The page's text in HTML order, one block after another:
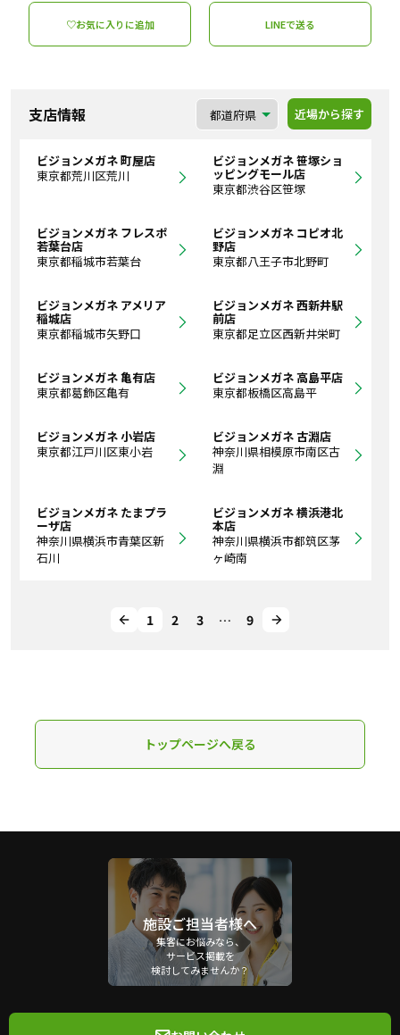
♡お気に入りに追加 LINEで送る
支店情報 近場から探す
ビジョンメガネ 町屋店
東京都荒川区荒川
ビジョンメガネ 笹塚ショ
ッピングモール店
東京都渋谷区笹塚
ビジョンメガネ フレスポ
若葉台店
東京都稲城市若葉台
ビジョンメガネ コピオ北
野店
東京都八王子市北野町
ビジョンメガネ アメリア
稲城店
東京都稲城市矢野口
ビジョンメガネ 西新井駅
前店
東京都足立区西新井栄町
ビジョンメガネ 亀有店
東京都葛飾区亀有
ビジョンメガネ 高島平店
東京都板橋区高島平
ビジョンメガネ 小岩店
東京都江戸川区東小岩
ビジョンメガネ 古淵店
神奈川県相模原市南区古
淵
ビジョンメガネ たまプラ
ーザ店
神奈川県横浜市青葉区新
石川
ビジョンメガネ 横浜港北
本店
神奈川県横浜市都筑区茅
ヶ崎南
1 2 3 … 9
トップページへ戻る
施設ご担当者様へ
集客にお悩みなら、
サービス掲載を
検討してみませんか？